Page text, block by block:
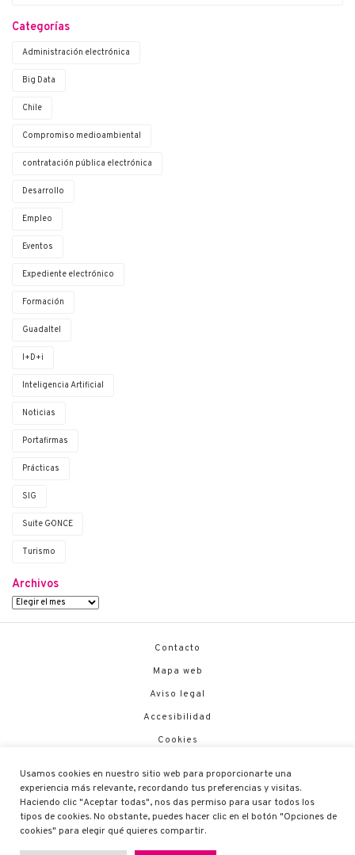
Categorías
Administración electrónica
Big Data
Chile
Compromiso medioambiental
contratación pública electrónica
Desarrollo
Empleo
Eventos
Expediente electrónico
Formación
Guadaltel
I+D+i
Inteligencia Artificial
Noticias
Portafirmas
Prácticas
SIG
Suite G·ONCE
Turismo
Archivos
Contacto
Mapa web
Aviso legal
Accesibilidad
Cookies
Canal de Denuncias
Código Ético
Usamos cookies en nuestro sitio web para proporcionarte una
experiencia más relevante, recordando tus preferencias y visitas.
Haciendo clic "Aceptar todas", nos das permiso para usar todos los
tipos de cookies. No obstante, puedes hacer clic en el botón "Opciones de
cookies" para elegir qué quieres compartir.